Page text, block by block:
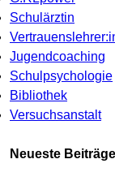
Schulärztin
Jugendcoaching
Schulpsychologie
Bibliothek
Versuchsanstalt
Neueste Beiträge